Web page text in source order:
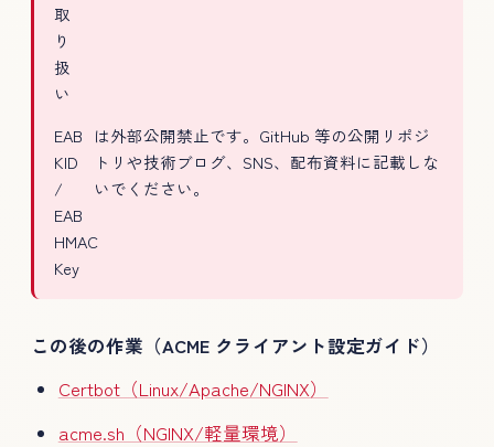
取
り
扱
い
EAB
KID
/
EAB
HMAC
Key
は外部公開禁止です。GitHub 等の公開リポジ
トリや技術ブログ、SNS、配布資料に記載しな
いでください。
この後の作業（ACME クライアント設定ガイド）
Certbot（Linux/Apache/NGINX）
acme.sh（NGINX/軽量環境）